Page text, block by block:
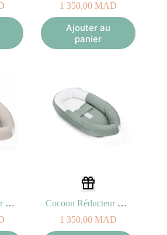
1 350,00 MAD
Ajouter au
panier
Cocoon Réducteur de Lit Tetra Jersey Sand
Cocoon Réducteur de Lit Tetra Jersey Green
1 350,00 MAD